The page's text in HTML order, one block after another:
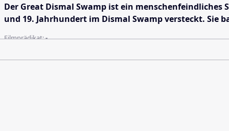
Der Great Dismal Swamp ist ein
und 19. Jahrhundert im Dismal Swamp versteckt. Sie
Filmprädikat:-